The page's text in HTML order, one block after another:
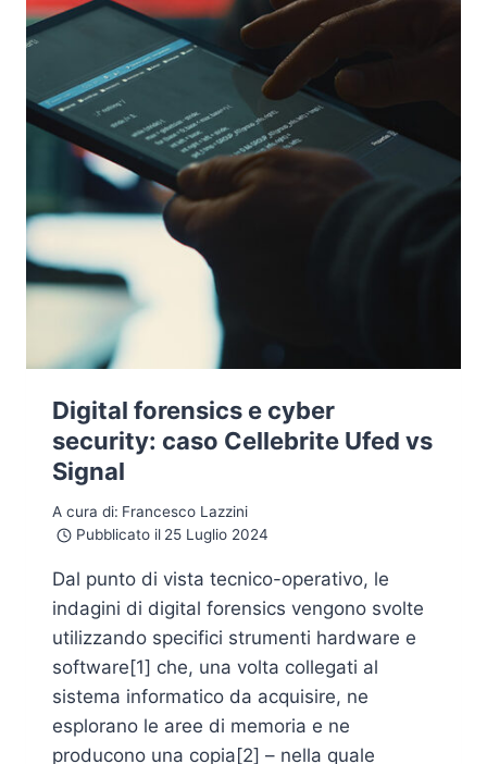
STATO
Digital forensics e cyber
security: caso Cellebrite Ufed vs
Signal
A cura di: Francesco Lazzini
Pubblicato il 25 Luglio 2024
Dal punto di vista tecnico-operativo, le
indagini di digital forensics vengono svolte
utilizzando specifici strumenti hardware e
software[1] che, una volta collegati al
sistema informatico da acquisire, ne
esplorano le aree di memoria e ne
producono una copia[2] – nella quale